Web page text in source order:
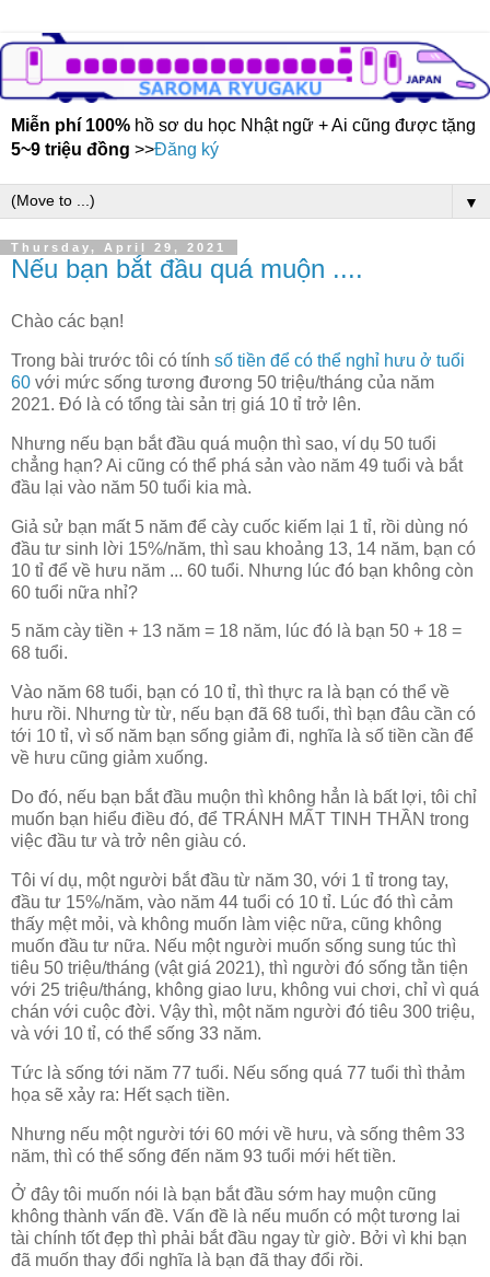
Miễn phí 100% hồ sơ du học Nhật ngữ + Ai cũng được tặng
5~9 triệu đồng >>Đăng ký
▼
Thursday, April 29, 2021
Nếu bạn bắt đầu quá muộn ....
Chào các bạn!
Trong bài trước tôi có tính số tiền để có thể nghỉ hưu ở tuổi
60 với mức sống tương đương 50 triệu/tháng của năm
2021. Đó là có tổng tài sản trị giá 10 tỉ trở lên.
Nhưng nếu bạn bắt đầu quá muộn thì sao, ví dụ 50 tuổi
chẳng hạn? Ai cũng có thể phá sản vào năm 49 tuổi và bắt
đầu lại vào năm 50 tuổi kia mà.
Giả sử bạn mất 5 năm để cày cuốc kiếm lại 1 tỉ, rồi dùng nó
đầu tư sinh lời 15%/năm, thì sau khoảng 13, 14 năm, bạn có
10 tỉ để về hưu năm ... 60 tuổi. Nhưng lúc đó bạn không còn
60 tuổi nữa nhỉ?
5 năm cày tiền + 13 năm = 18 năm, lúc đó là bạn 50 + 18 =
68 tuổi.
Vào năm 68 tuổi, bạn có 10 tỉ, thì thực ra là bạn có thể về
hưu rồi. Nhưng từ từ, nếu bạn đã 68 tuổi, thì bạn đâu cần có
tới 10 tỉ, vì số năm bạn sống giảm đi, nghĩa là số tiền cần để
về hưu cũng giảm xuống.
Do đó, nếu bạn bắt đầu muộn thì không hẳn là bất lợi, tôi chỉ
muốn bạn hiểu điều đó, để TRÁNH MẤT TINH THẦN trong
việc đầu tư và trở nên giàu có.
Tôi ví dụ, một người bắt đầu từ năm 30, với 1 tỉ trong tay,
đầu tư 15%/năm, vào năm 44 tuổi có 10 tỉ. Lúc đó thì cảm
thấy mệt mỏi, và không muốn làm việc nữa, cũng không
muốn đầu tư nữa. Nếu một người muốn sống sung túc thì
tiêu 50 triệu/tháng (vật giá 2021), thì người đó sống tằn tiện
với 25 triệu/tháng, không giao lưu, không vui chơi, chỉ vì quá
chán với cuộc đời. Vậy thì, một năm người đó tiêu 300 triệu,
và với 10 tỉ, có thể sống 33 năm.
Tức là sống tới năm 77 tuổi. Nếu sống quá 77 tuổi thì thảm
họa sẽ xảy ra: Hết sạch tiền.
Nhưng nếu một người tới 60 mới về hưu, và sống thêm 33
năm, thì có thể sống đến năm 93 tuổi mới hết tiền.
Ở đây tôi muốn nói là bạn bắt đầu sớm hay muộn cũng
không thành vấn đề. Vấn đề là nếu muốn có một tương lai
tài chính tốt đẹp thì phải bắt đầu ngay từ giờ. Bởi vì khi bạn
đã muốn thay đổi nghĩa là bạn đã thay đổi rồi.